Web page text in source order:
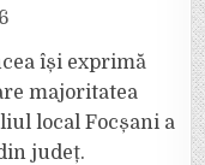
își exprimă
majoritatea
local Focșani a
județ.